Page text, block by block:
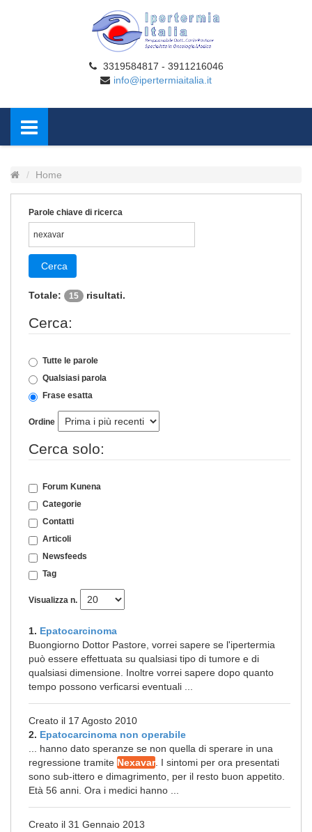
3319584817 - 3911216046
info@ipertermiaitalia.it
Home
Parole chiave di ricerca
Cerca
Totale: 15 risultati.
Cerca:
Tutte le parole
Qualsiasi parola
Frase esatta
Ordine
Cerca solo:
Forum Kunena
Categorie
Contatti
Articoli
Newsfeeds
Tag
Visualizza n.
1. Epatocarcinoma
Buongiorno Dottor Pastore, vorrei sapere se l'ipertermia
può essere effettuata su qualsiasi tipo di tumore e di
qualsiasi dimensione. Inoltre vorrei sapere dopo quanto
tempo possono verficarsi eventuali ...
Creato il 17 Agosto 2010
2. Epatocarcinoma non operabile
... hanno dato speranze se non quella di sperare in una
regressione tramite Nexavar . I sintomi per ora presentati
sono sub-ittero e dimagrimento, per il resto buon appetito.
Età 56 anni. Ora i medici hanno ...
Creato il 31 Gennaio 2013